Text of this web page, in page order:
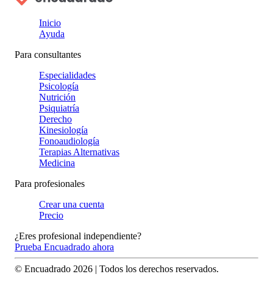
Inicio
Ayuda
Para consultantes
Especialidades
Psicología
Nutrición
Psiquiatría
Derecho
Kinesiología
Fonoaudiología
Terapias Alternativas
Medicina
Para profesionales
Crear una cuenta
Precio
¿Eres profesional independiente?
Prueba Encuadrado ahora
© Encuadrado 2026 | Todos los derechos reservados.